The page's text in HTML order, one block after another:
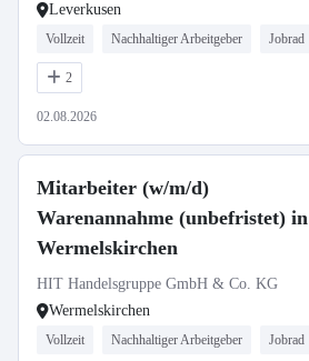
Leverkusen
Vollzeit Nachhaltiger Arbeitgeber Jobrad
2
02.08.2026
Mitarbeiter (w/m/d)
Warenannahme (unbefristet) in
Wermelskirchen
HIT Handelsgruppe GmbH & Co. KG
Wermelskirchen
Vollzeit Nachhaltiger Arbeitgeber Jobrad